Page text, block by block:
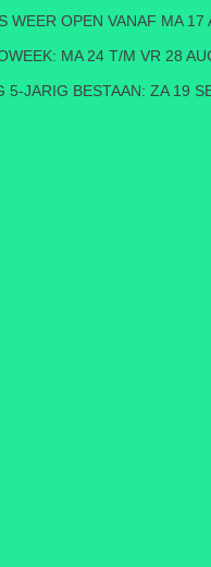
WEER OPEN VANAF MA 17
MA 24 T/M VR 28
5-JARIG BESTAAN: ZA 19